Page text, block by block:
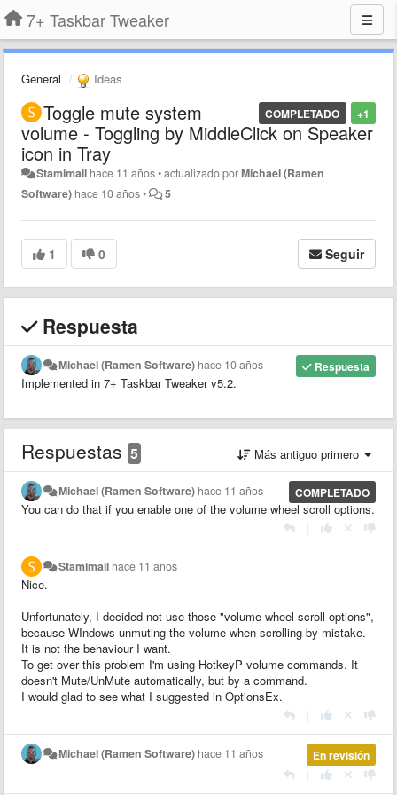
7+ Taskbar Tweaker
General Ideas
+1
COMPLETADO
Toggle mute system
volume - Toggling by MiddleClick on Speaker
icon in Tray
Stamimail hace 11 años•actualizado porMichael (Ramen
Software) hace 10 años• 5
1 0 Seguir
Respuesta
Respuesta
Michael (Ramen Software) hace 10 años
Implemented in 7+ Taskbar Tweaker v5.2.
Respuestas 5 Más antiguo primero
COMPLETADO
Michael (Ramen Software) hace 11 años
You can do that if you enable one of the volume wheel scroll options.
Stamimail hace 11 años
Nice.
Unfortunately, I decided not use those "volume wheel scroll options",
because WIndows unmuting the volume when scrolling by mistake.
It is not the behaviour I want.
To get over this problem I'm using HotkeyP volume commands. It
doesn't Mute/UnMute automatically, but by a command.
I would glad to see what I suggested in OptionsEx.
En revisión
Michael (Ramen Software) hace 11 años